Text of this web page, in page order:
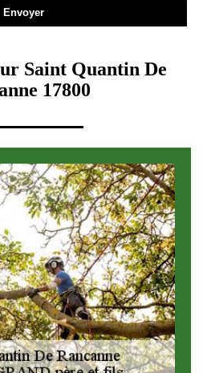
Saint Quantin De
17800